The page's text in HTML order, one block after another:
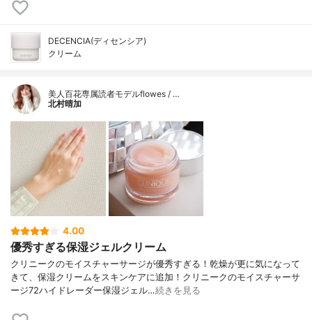
DECENCIA(ディセンシア)
クリーム
美人百花専属読者モデルflowes / …
北村晴加
4.00
優秀すぎる保湿ジェルクリーム
クリニークのモイスチャーサージが優秀すぎる！乾燥が更に気になって
きて、保湿クリームをスキンケアに追加！クリニークのモイスチャーサ
ージ72ハイドレーダー保湿ジェル…続きを見る